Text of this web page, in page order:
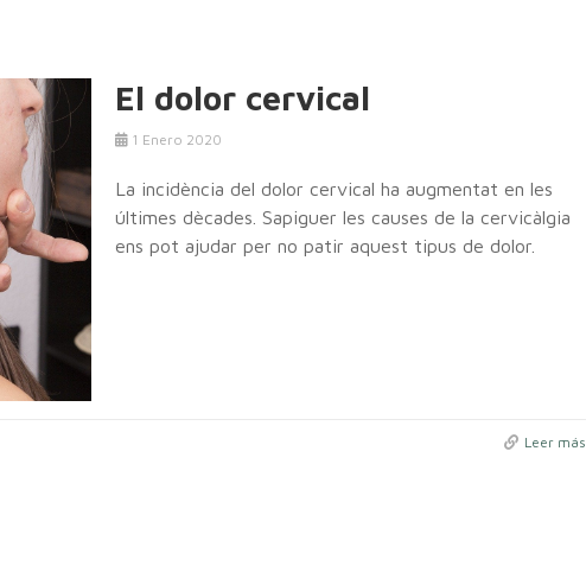
El dolor cervical
1 Enero 2020
La incidència del dolor cervical ha augmentat en les
últimes dècades. Sapiguer les causes de la cervicàlgia
ens pot ajudar per no patir aquest tipus de dolor.
Leer más